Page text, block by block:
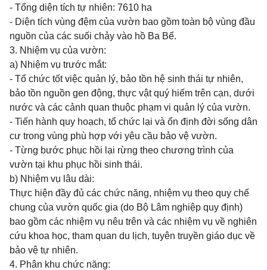
- Tổng diện tích tự nhiên: 7610 ha
- Diện tích vùng đệm của vườn bao gồm toàn bộ vùng đầu
nguồn của các suối chảy vào hồ Ba Bể.
3. Nhiệm vụ của vườn:
a) Nhiệm vụ trước mắt:
- Tổ chức tốt việc quản lý, bảo tồn hệ sinh thái tự nhiên,
bảo tồn nguồn gen động, thực vật quý hiếm trên cạn, dưới
nước và các cảnh quan thuộc phạm vi quản lý của vườn.
- Tiến hành quy hoạch, tổ chức lại và ổn định đời sống dân
cư trong vùng phù hợp với yêu cầu bảo vệ vườn.
- Từng bước phục hồi lại rừng theo chương trình của
vườn tại khu phục hồi sinh thái.
b) Nhiệm vụ lâu dài:
Thực hiện đầy đủ các chức năng, nhiệm vụ theo quy chế
chung của vườn quốc gia (do Bộ Lâm nghiệp quy định)
bao gồm các nhiệm vụ nêu trên và các nhiệm vụ về nghiên
cứu khoa học, tham quan du lịch, tuyên truyền giáo dục về
bảo vệ tự nhiên.
4. Phân khu chức năng: